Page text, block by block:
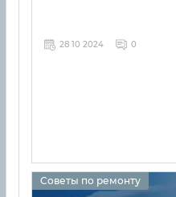
28 10 2024 0
Советы по ремонту